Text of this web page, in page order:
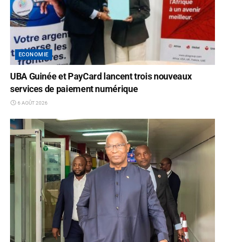
ECONOMIE
UBA Guinée et PayCard lancent trois nouveaux
services de paiement numérique
6 AOÛT 2026